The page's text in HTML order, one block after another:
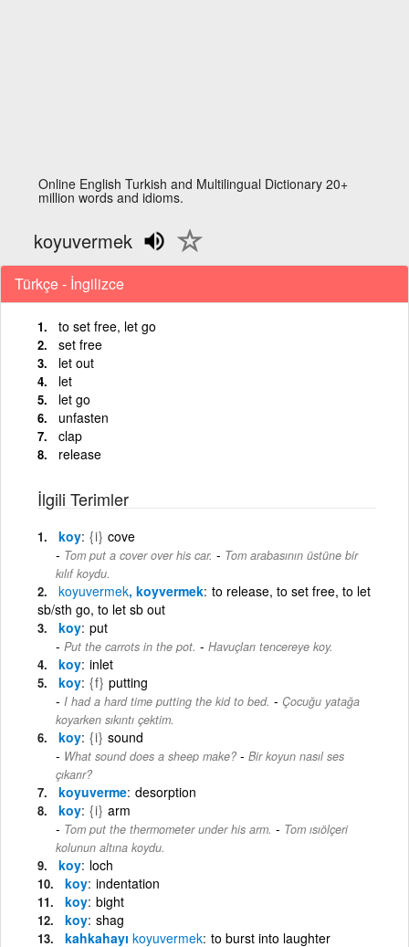
Online English Turkish and Multilingual Dictionary 20+
million words and idioms.
koyuvermek
Türkçe - İngilizce
to set free, let go
set free
let out
let
let go
unfasten
clap
release
İlgili Terimler
koy {i} cove
Tom put a cover over his car. - Tom arabasının üstüne bir
kılıf koydu.
koyuvermek, koyvermek to release, to set free, to let
sb/sth go, to let sb out
koy put
Put the carrots in the pot. - Havuçları tencereye koy.
koy inlet
koy {f} putting
I had a hard time putting the kid to bed. - Çocuğu yatağa
koyarken sıkıntı çektim.
koy {i} sound
What sound does a sheep make? - Bir koyun nasıl ses
çıkarır?
koyuverme desorption
koy {i} arm
Tom put the thermometer under his arm. - Tom ısıölçeri
kolunun altına koydu.
koy loch
koy indentation
koy bight
koy shag
kahkahayı koyuvermek to burst into laughter